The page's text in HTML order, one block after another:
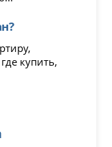
купить,